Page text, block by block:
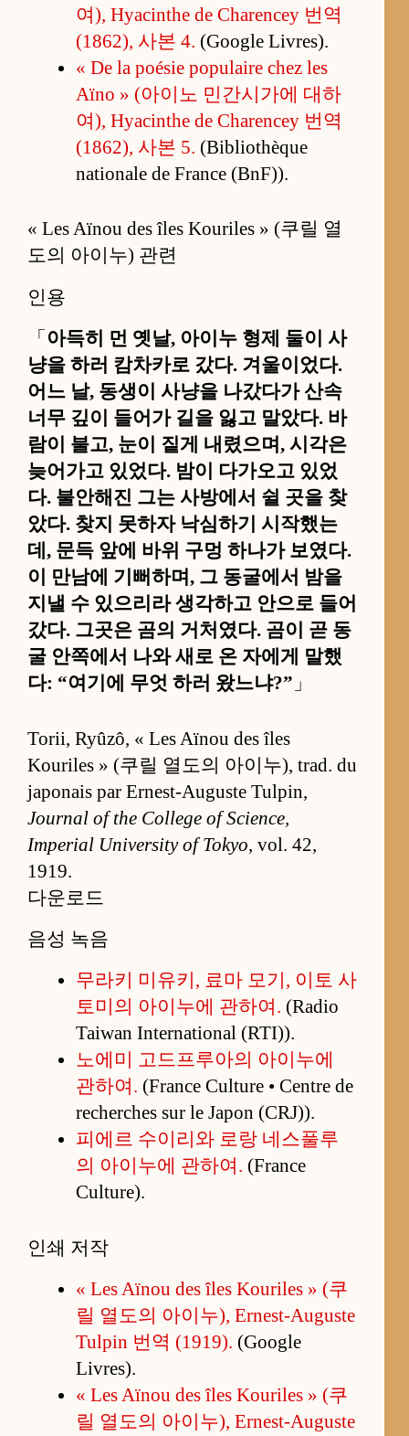
여), Hyacinthe de Charencey 번역
(1862), 사본 4. (Google Livres).
« De la poésie populaire chez les
Aïno » (아이노 민간시가에 대하
여), Hyacinthe de Charencey 번역
(1862), 사본 5. (Bibliothèque
nationale de France (BnF)).
« Les Aïnou des îles Kouriles » (쿠릴 열
도의 아이누) 관련
인용
「 아득히 먼 옛날, 아이누 형제 둘이 사
냥을 하러 캄차카로 갔다. 겨울이었다.
어느 날, 동생이 사냥을 나갔다가 산속
너무 깊이 들어가 길을 잃고 말았다. 바
람이 불고, 눈이 짙게 내렸으며, 시각은
늦어가고 있었다. 밤이 다가오고 있었
다. 불안해진 그는 사방에서 쉴 곳을 찾
았다. 찾지 못하자 낙심하기 시작했는
데, 문득 앞에 바위 구멍 하나가 보였다.
이 만남에 기뻐하며, 그 동굴에서 밤을
지낼 수 있으리라 생각하고 안으로 들어
갔다. 그곳은 곰의 거처였다. 곰이 곧 동
굴 안쪽에서 나와 새로 온 자에게 말했
다: “여기에 무엇 하러 왔느냐?” 」
Torii, Ryûzô, « Les Aïnou des îles
Kouriles » (쿠릴 열도의 아이누), trad. du
japonais par Ernest-Auguste Tulpin,
Journal of the College of Science,
Imperial University of Tokyo, vol. 42,
1919.
다운로드
음성 녹음
무라키 미유키, 료마 모기, 이토 사
토미의 아이누에 관하여. (Radio
Taiwan International (RTI)).
노에미 고드프루아의 아이누에
관하여. (France Culture • Centre de
recherches sur le Japon (CRJ)).
피에르 수이리와 로랑 네스풀루
의 아이누에 관하여. (France
Culture).
인쇄 저작
« Les Aïnou des îles Kouriles » (쿠
릴 열도의 아이누), Ernest-Auguste
Tulpin 번역 (1919). (Google
Livres).
« Les Aïnou des îles Kouriles » (쿠
릴 열도의 아이누), Ernest-Auguste